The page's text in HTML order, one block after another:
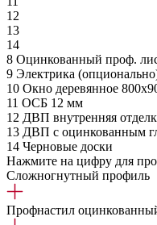
12
13
14
8 Оцинкованный проф.
9 Электрика
10 Окно деревянное
11 ОСБ 12 мм
12 ДВП внутренняя
13 ДВП с оцинкованным
14 Черновые доски
Нажмите на цифру для
Сложногнутный профиль
Профнастил